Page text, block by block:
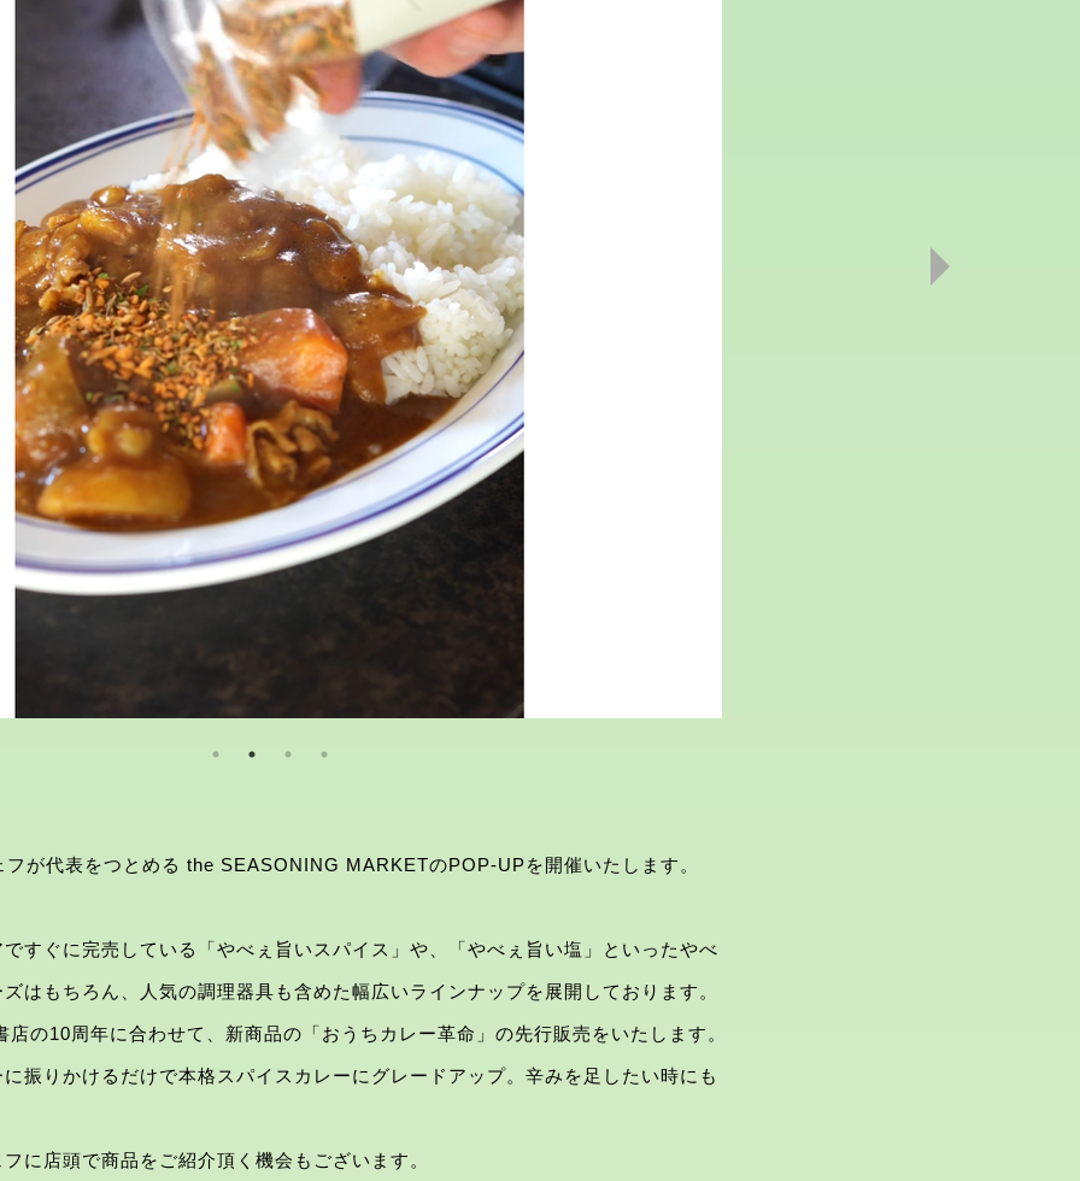
が代表をつとめる the SEASONING MARKETのPOP-UPを開催いたします。
すぐに完売している「やべぇ旨いスパイス」や、「やべぇ旨い塩」といったやべ
はもちろん、人気の調理器具も含めた幅広いラインナップを展開しております。
店の10周年に合わせて、新商品の「おうちカレー革命」の先行販売をいたします。
振りかけるだけで本格スパイスカレーにグレードアップ。辛みを足したい時にも
に店頭で商品をご紹介頂く機会もございます。